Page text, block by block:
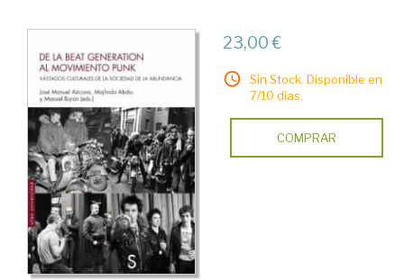
23,00 €
Sin Stock. Disponible en
7/10 días.
COMPRAR